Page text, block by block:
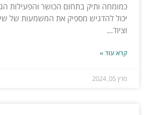
כמומחה ותיק בתחום הכושר והפעילות
יכול להדגיש מספיק את המשמעות של
וציוד...
קרא עוד »
מרץ 05, 2024